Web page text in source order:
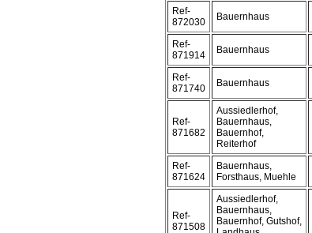
Ref-
872030
Bauernhaus
Ref-
871914
Bauernhaus
Ref-
871740
Bauernhaus
Ref-
871682
Aussiedlerhof,
Bauernhaus,
Bauernhof,
Reiterhof
Ref-
871624
Bauernhaus,
Forsthaus, Muehle
Ref-
871508
Aussiedlerhof,
Bauernhaus,
Bauernhof, Gutshof,